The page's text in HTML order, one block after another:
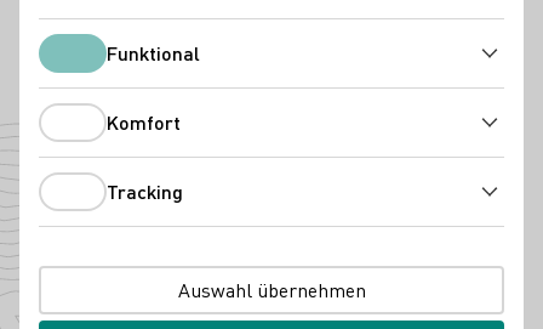
Weingut CRASS
65346 Eltville am Rhein-Erbach
Rheingau
Angebaute Rebsorten
FunktionalFunktional
Komfort
Tracking
Auswahl übernehmen